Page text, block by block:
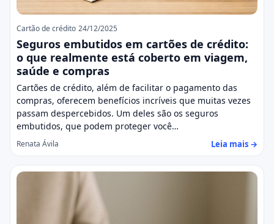
Cartão de crédito 24/12/2025
Seguros embutidos em cartões de crédito:
o que realmente está coberto em viagem,
saúde e compras
Cartões de crédito, além de facilitar o pagamento das
compras, oferecem benefícios incríveis que muitas vezes
passam despercebidos. Um deles são os seguros
embutidos, que podem proteger você…
Renata Ávila Leia mais →